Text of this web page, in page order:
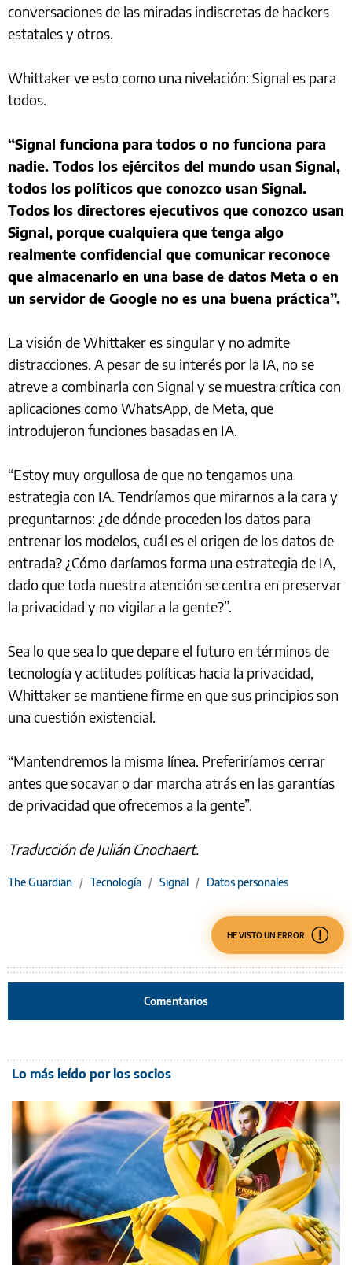
conversaciones de las miradas indiscretas de hackers
estatales y otros.
Whittaker ve esto como una nivelación: Signal es para
todos.
“Signal funciona para todos o no funciona para
nadie. Todos los ejércitos del mundo usan Signal,
todos los políticos que conozco usan Signal.
Todos los directores ejecutivos que conozco usan
Signal, porque cualquiera que tenga algo
realmente confidencial que comunicar reconoce
que almacenarlo en una base de datos Meta o en
un servidor de Google no es una buena práctica”.
La visión de Whittaker es singular y no admite
distracciones. A pesar de su interés por la IA, no se
atreve a combinarla con Signal y se muestra crítica con
aplicaciones como WhatsApp, de Meta, que
introdujeron funciones basadas en IA.
“Estoy muy orgullosa de que no tengamos una
estrategia con IA. Tendríamos que mirarnos a la cara y
preguntarnos: ¿de dónde proceden los datos para
entrenar los modelos, cuál es el origen de los datos de
entrada? ¿Cómo daríamos forma una estrategia de IA,
dado que toda nuestra atención se centra en preservar
la privacidad y no vigilar a la gente?”.
Sea lo que sea lo que depare el futuro en términos de
tecnología y actitudes políticas hacia la privacidad,
Whittaker se mantiene firme en que sus principios son
una cuestión existencial.
“Mantendremos la misma línea. Preferiríamos cerrar
antes que socavar o dar marcha atrás en las garantías
de privacidad que ofrecemos a la gente”.
Traducción de Julián Cnochaert.
The Guardian / Tecnología / Signal / Datos personales
HE VISTO UN ERROR
Comentarios
Lo más leído por los socios